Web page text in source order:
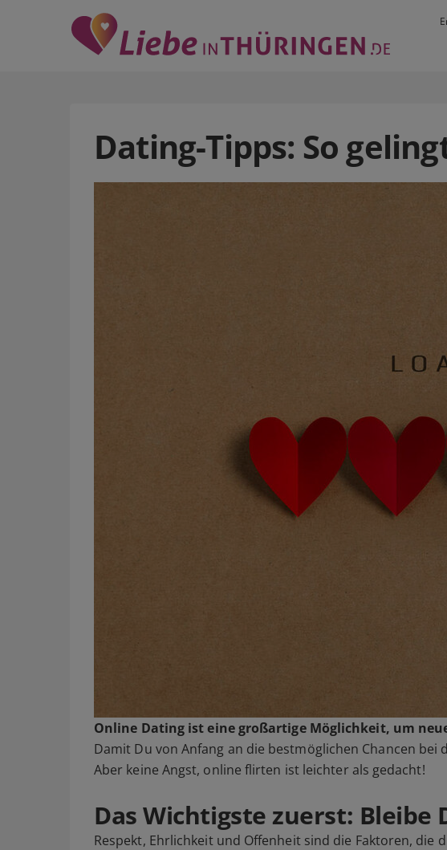
Dating-Tipps: So
Online Dating ist eine großartige Möglichkeit, um
Damit Du von Anfang an die bestmöglichen Chancen
Aber keine Angst, online flirten ist leichter als gedacht!
Das Wichtigste zuerst: Bleibe
Respekt, Ehrlichkeit und Offenheit sind die Faktoren,